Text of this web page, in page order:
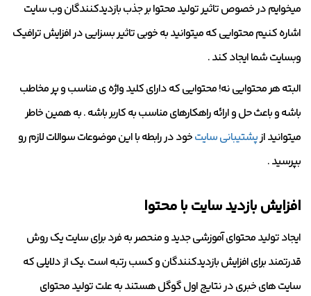
میخوایم در خصوص تاثیر تولید محتوا بر جذب بازدیدکنندگان وب سایت
اشاره کنیم محتوایی که میتوانید به خوبی تاثیر بسزایی در افزایش ترافیک
وبسایت شما ایجاد کند .
البته هر محتوایی نه! محتوایی که دارای کلید واژه ی مناسب و پر مخاطب
باشه و باعث حل و ارائه راهکارهای مناسب به کاربر باشه . به همین خاطر
میتوانید ازپشتیبانی سایتخود در رابطه با این موضوعات سوالات لازم رو
بپرسید .
افزایش بازدید سایت با محتوا
ایجاد تولید محتوای آموزشی جدید و منحصر به فرد برای سایت یک روش
قدرتمند برای افزایش بازدیدکنندگان و کسب رتبه است .یک از دلایلی که
سایت های خبری در نتایج اول گوگل هستند به علت تولید محتوای